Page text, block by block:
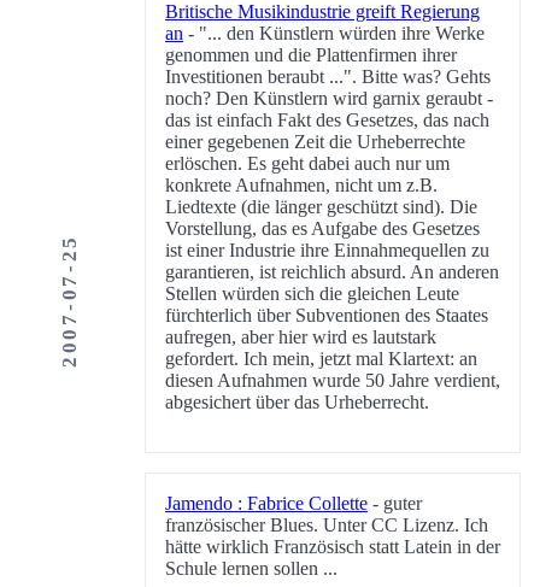
2007-07-25
Britische Musikindustrie greift Regierung
an - "... den Künstlern würden ihre Werke
genommen und die Plattenfirmen ihrer
Investitionen beraubt ...". Bitte was? Gehts
noch? Den Künstlern wird garnix geraubt -
das ist einfach Fakt des Gesetzes, das nach
einer gegebenen Zeit die Urheberrechte
erlöschen. Es geht dabei auch nur um
konkrete Aufnahmen, nicht um z.B.
Liedtexte (die länger geschützt sind). Die
Vorstellung, das es Aufgabe des Gesetzes
ist einer Industrie ihre Einnahmequellen zu
garantieren, ist reichlich absurd. An anderen
Stellen würden sich die gleichen Leute
fürchterlich über Subventionen des Staates
aufregen, aber hier wird es lautstark
gefordert. Ich mein, jetzt mal Klartext: an
diesen Aufnahmen wurde 50 Jahre verdient,
abgesichert über das Urheberrecht.
Jamendo : Fabrice Collette - guter
französischer Blues. Unter CC Lizenz. Ich
hätte wirklich Französisch statt Latein in der
Schule lernen sollen ...